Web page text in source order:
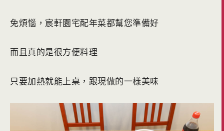
免煩惱，宸軒園宅配年菜都幫您準備好
而且真的是很方便料理
只要加熱就能上桌，跟現做的一樣美味